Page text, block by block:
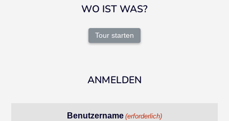
WO IST WAS?
Tour starten
ANMELDEN
Benutzername (erforderlich)